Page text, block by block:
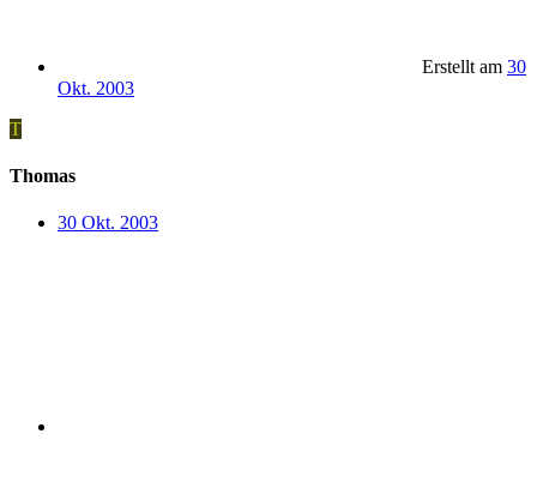
Erstellt am 30
Okt. 2003
T
Thomas
30 Okt. 2003